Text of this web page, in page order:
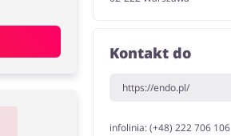
Kontakt do
https://endo.pl/
infolinia: (+48) 222 706 106